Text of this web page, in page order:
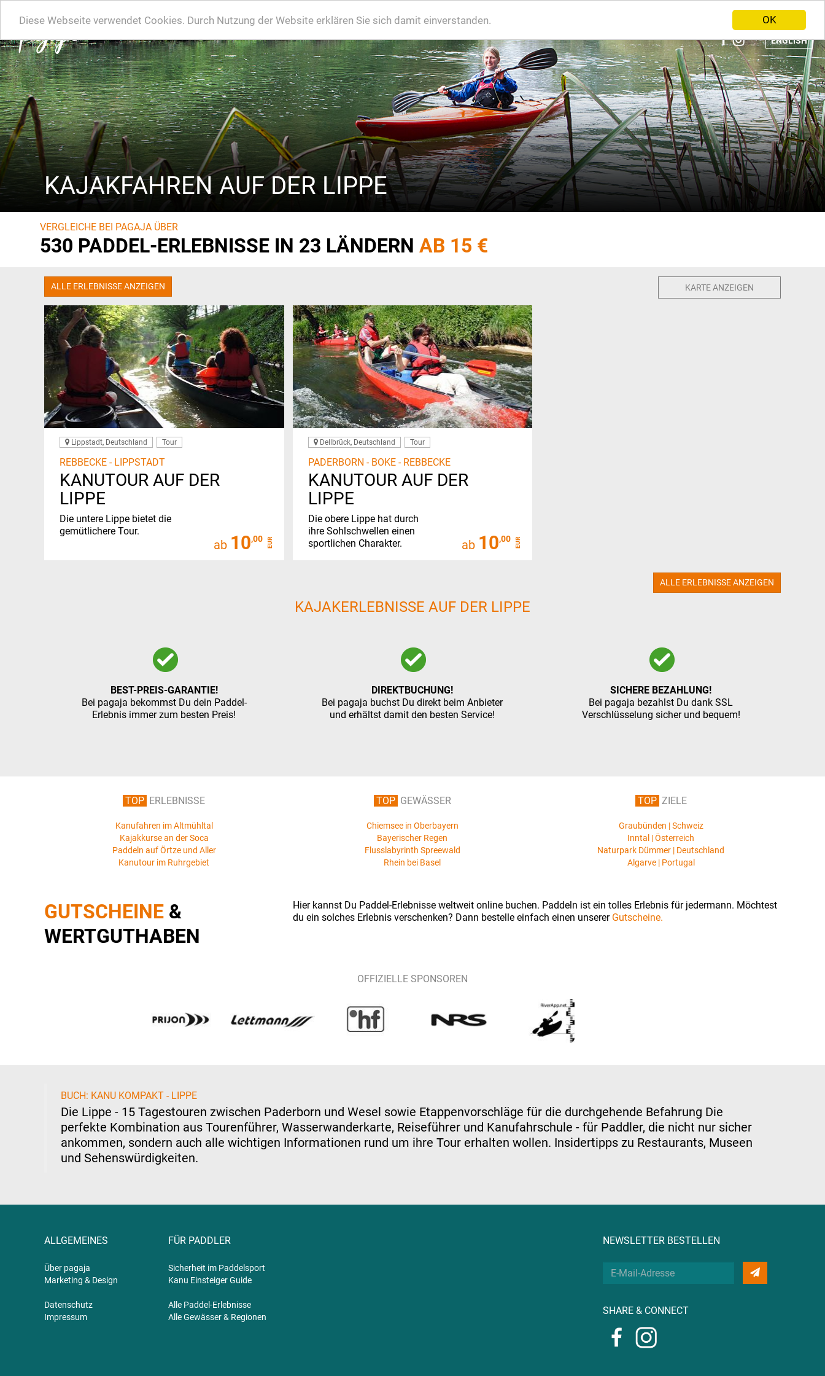
OK
Diese Webseite verwendet Cookies. Durch Nutzung der Website erklären Sie sich damit einverstanden.
ANBIETER WERDEN HOME
ENGLISH
KAJAKFAHREN AUF DER LIPPE
VERGLEICHE BEI PAGAJA ÜBER
530 PADDEL-ERLEBNISSE IN 23 LÄNDERN AB 15 €
ALLE ERLEBNISSE ANZEIGEN KARTE ANZEIGEN
Lippstadt, Deutschland Tour
REBBECKE - LIPPSTADT
KANUTOUR AUF DER
LIPPE
Die untere Lippe bietet die
gemütlichere Tour.
ab 10,00 EUR
Dellbrück, Deutschland Tour
PADERBORN - BOKE - REBBECKE
KANUTOUR AUF DER
LIPPE
Die obere Lippe hat durch
ihre Sohlschwellen einen
sportlichen Charakter.
ab 10,00 EUR
ALLE ERLEBNISSE ANZEIGEN
KAJAKERLEBNISSE AUF DER LIPPE
BEST-PREIS-GARANTIE!
Bei pagaja bekommst Du dein Paddel-
Erlebnis immer zum besten Preis!
DIREKTBUCHUNG!
Bei pagaja buchst Du direkt beim Anbieter
und erhältst damit den besten Service!
SICHERE BEZAHLUNG!
Bei pagaja bezahlst Du dank SSL
Verschlüsselung sicher und bequem!
TOP ERLEBNISSE
Kanufahren im Altmühltal
Kajakkurse an der Soca
Paddeln auf Örtze und Aller
Kanutour im Ruhrgebiet
TOP GEWÄSSER
Chiemsee in Oberbayern
Bayerischer Regen
Flusslabyrinth Spreewald
Rhein bei Basel
TOP ZIELE
Graubünden | Schweiz
Inntal | Österreich
Naturpark Dümmer | Deutschland
Algarve | Portugal
GUTSCHEINE &
WERTGUTHABEN
Hier kannst Du Paddel-Erlebnisse weltweit online buchen. Paddeln ist ein tolles Erlebnis für jedermann. Möchtest
du ein solches Erlebnis verschenken? Dann bestelle einfach einen unserer Gutscheine.
OFFIZIELLE SPONSOREN
BUCH: KANU KOMPAKT - LIPPE
Die Lippe - 15 Tagestouren zwischen Paderborn und Wesel sowie Etappenvorschläge für die durchgehende Befahrung Die
perfekte Kombination aus Tourenführer, Wasserwanderkarte, Reiseführer und Kanufahrschule - für Paddler, die nicht nur sicher
ankommen, sondern auch alle wichtigen Informationen rund um ihre Tour erhalten wollen. Insidertipps zu Restaurants, Museen
und Sehenswürdigkeiten.
ALLGEMEINES
Über pagaja
Marketing & Design
Datenschutz
Impressum
FÜR PADDLER
Sicherheit im Paddelsport
Kanu Einsteiger Guide
Alle Paddel-Erlebnisse
Alle Gewässer & Regionen
NEWSLETTER BESTELLEN
Deine
E-
SHARE & CONNECT